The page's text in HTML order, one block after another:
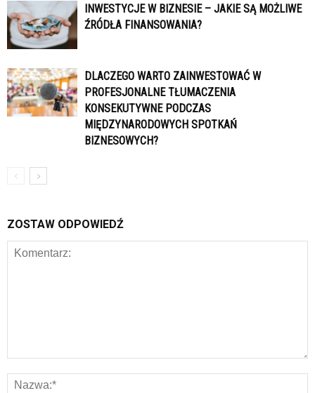
INWESTYCJE W BIZNESIE – JAKIE SĄ MOŻLIWE
ŹRÓDŁA FINANSOWANIA?
DLACZEGO WARTO ZAINWESTOWAĆ W
PROFESJONALNE TŁUMACZENIA
KONSEKUTYWNE PODCZAS
MIĘDZYNARODOWYCH SPOTKAŃ
BIZNESOWYCH?
ZOSTAW ODPOWIEDŹ